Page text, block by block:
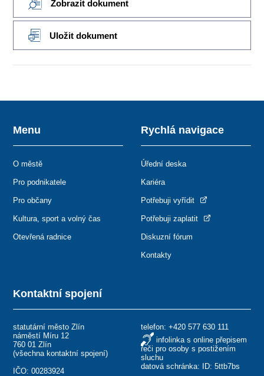
Zobrazit dokument
Uložit dokument
Kontaktní spojení
statutární město Zlín
náměstí Míru 12
760 01 Zlín
(všechna kontaktní spojení)
IČO: 00283924
telefon: +420 577 630 111
infolinka s online přepisem
řeči pro osoby s postižením
sluchu
datová schránka: ID: 5ttb7bs
Menu
O městě
Pro podnikatele
Pro občany
Kultura, sport a volný čas
Otevřená radnice
Rychlá navigace
Úřední deska
Kariéra
Potřebuji vyřídit
Potřebuji zaplatit
Diskuzní fórum
Kontakty